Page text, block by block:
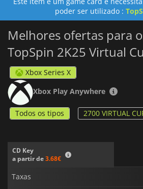
poder ser utilizado :
Melhores ofertas para
TopSpin 2K25 Virtual
Xbox Series X
Xbox Play Anywhere
Todos os tipos 2700 VIRTUAL
CD Key
a partir de3.68€
Taxas